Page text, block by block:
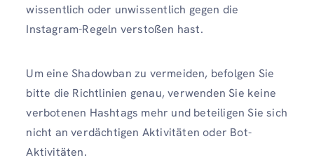
wissentlich oder unwissentlich gegen die
Instagram-Regeln verstoßen hast.
Um eine Shadowban zu vermeiden, befolgen Sie
bitte die Richtlinien genau, verwenden Sie keine
verbotenen Hashtags mehr und beteiligen Sie sich
nicht an verdächtigen Aktivitäten oder Bot-
Aktivitäten.